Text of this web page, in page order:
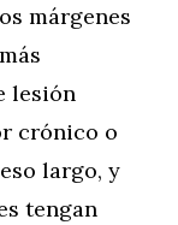
márgenes
lesión
crónico o
largo, y
tengan